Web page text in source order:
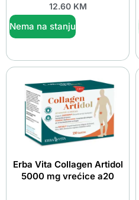
12.60 KM
Nema na stanju
Erba Vita Collagen Artidol
5000 mg vrećice a20